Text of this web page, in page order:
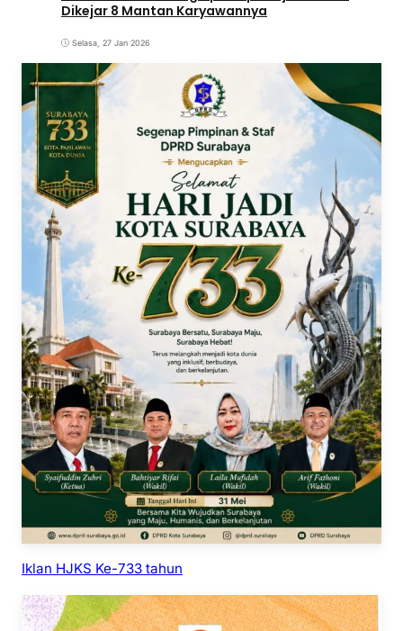
Dikejar 8 Mantan Karyawannya
Selasa, 27 Jan 2026
Iklan HJKS Ke-733 tahun